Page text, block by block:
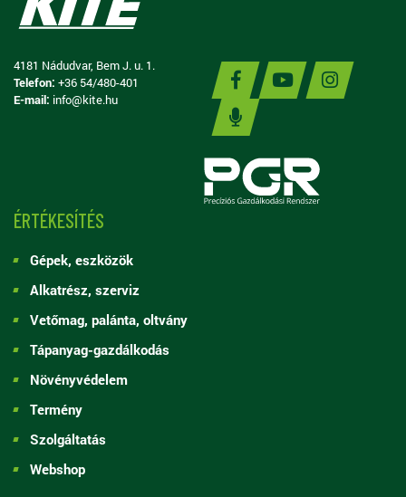
4181 Nádudvar, Bem J. u. 1.
Telefon: +36 54/480-401
E-mail: info@kite.hu
ÉRTÉKESÍTÉS
Gépek, eszközök
Alkatrész, szerviz
Vetőmag, palánta, oltvány
Tápanyag-gazdálkodás
Növényvédelem
Termény
Szolgáltatás
Webshop